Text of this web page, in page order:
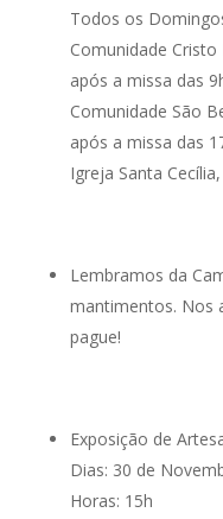
Todos os
Comunidade
após a missa das
Comunidade São
após a missa das
Igreja Santa
Lembramos da
mantimentos. Nos
pague!
Exposição de
Dias: 30 de
Horas: 15h